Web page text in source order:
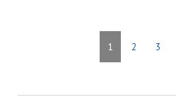
1 2 3